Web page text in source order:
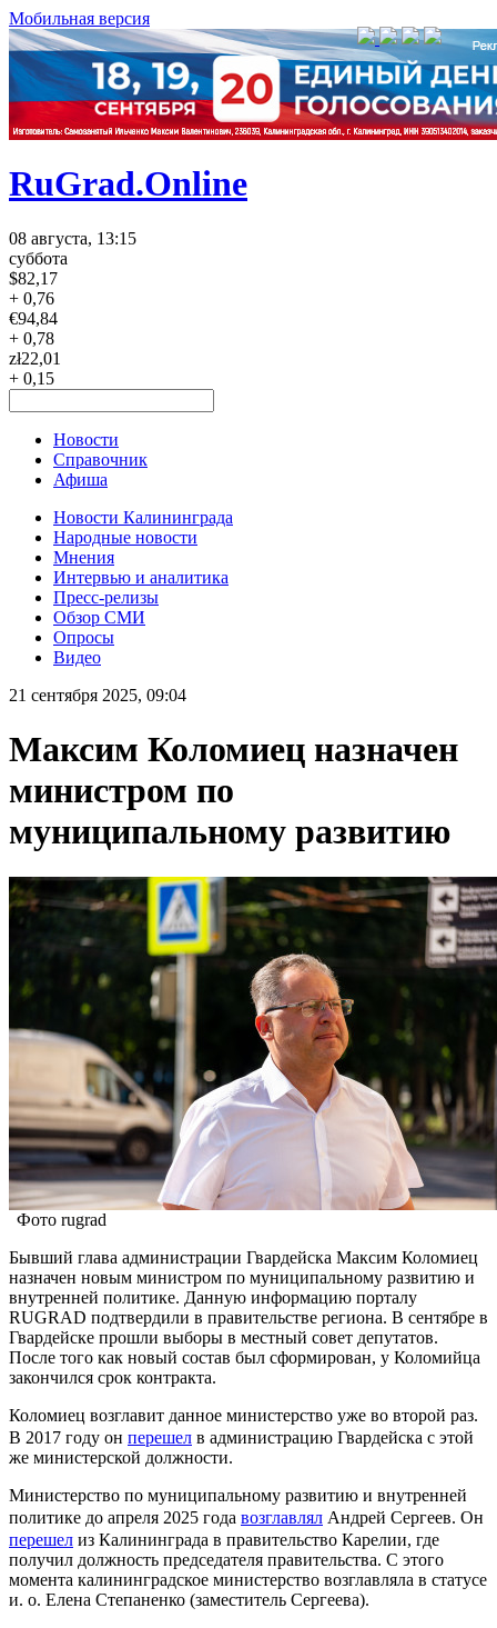
Мобильная версия
RuGrad.Online
08 августа, 13:15
суббота
$82,17
+ 0,76
€94,84
+ 0,78
zł22,01
+ 0,15
Новости
Справочник
Афиша
Новости Калининграда
Народные новости
Мнения
Интервью и аналитика
Пресс-релизы
Обзор СМИ
Опросы
Видео
21 сентября 2025, 09:04
Максим Коломиец назначен
министром по
муниципальному развитию
Фото rugrad
Бывший глава администрации Гвардейска Максим Коломиец
назначен новым министром по муниципальному развитию и
внутренней политике. Данную информацию порталу
RUGRAD подтвердили в правительстве региона. В сентябре в
Гвардейске прошли выборы в местный совет депутатов.
После того как новый состав был сформирован, у Коломийца
закончился срок контракта.
Коломиец возглавит данное министерство уже во второй раз.
В 2017 году он перешел в администрацию Гвардейска с этой
же министерской должности.
Министерство по муниципальному развитию и внутренней
политике до апреля 2025 года возглавлял Андрей Сергеев. Он
перешел из Калининграда в правительство Карелии, где
получил должность председателя правительства. С этого
момента калининградское министерство возглавляла в статусе
и. о. Елена Степаненко (заместитель Сергеева).